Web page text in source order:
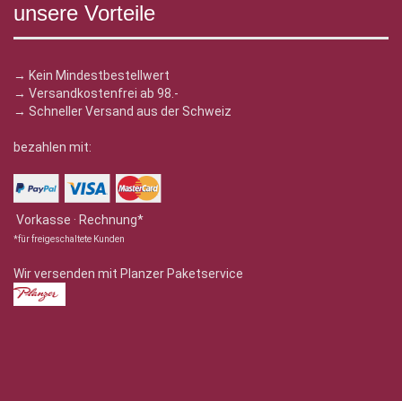
unsere Vorteile
→ Kein Mindestbestellwert
→ Versandkostenfrei ab 98.-
→ Schneller Versand aus der Schweiz
bezahlen mit:
Vorkasse · Rechnung*
*für freigeschaltete Kunden
Wir versenden mit Planzer Paketservice